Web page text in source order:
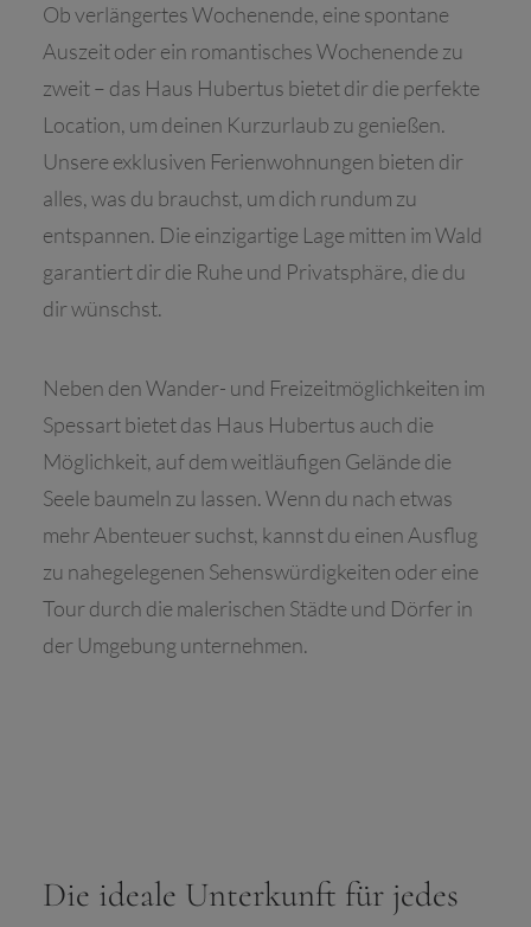
Ob verlängertes Wochenende, eine spontane
Auszeit oder ein romantisches Wochenende zu
zweit – das Haus Hubertus bietet dir die perfekte
Location, um deinen Kurzurlaub zu genießen.
Unsere exklusiven Ferienwohnungen bieten dir
alles, was du brauchst, um dich rundum zu
entspannen. Die einzigartige Lage mitten im Wald
garantiert dir die Ruhe und Privatsphäre, die du
dir wünschst.
Neben den Wander- und Freizeitmöglichkeiten im
Spessart bietet das Haus Hubertus auch die
Möglichkeit, auf dem weitläufigen Gelände die
Seele baumeln zu lassen. Wenn du nach etwas
mehr Abenteuer suchst, kannst du einen Ausflug
zu nahegelegenen Sehenswürdigkeiten oder eine
Tour durch die malerischen Städte und Dörfer in
der Umgebung unternehmen.
Die ideale Unterkunft für jedes